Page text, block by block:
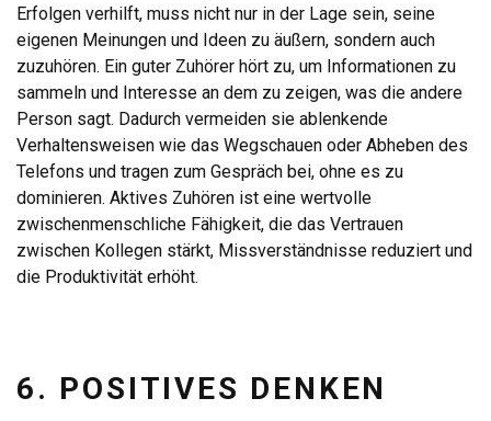
Erfolgen verhilft, muss nicht nur in der Lage sein, seine
eigenen Meinungen und Ideen zu äußern, sondern auch
zuzuhören. Ein guter Zuhörer hört zu, um Informationen zu
sammeln und Interesse an dem zu zeigen, was die andere
Person sagt. Dadurch vermeiden sie ablenkende
Verhaltensweisen wie das Wegschauen oder Abheben des
Telefons und tragen zum Gespräch bei, ohne es zu
dominieren. Aktives Zuhören ist eine wertvolle
zwischenmenschliche Fähigkeit, die das Vertrauen
zwischen Kollegen stärkt, Missverständnisse reduziert und
die Produktivität erhöht.
6. POSITIVES DENKEN